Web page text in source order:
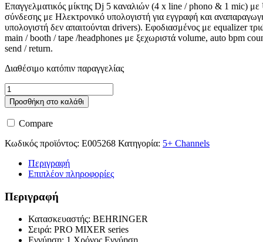
Επαγγελματικός μίκτης Dj 5 καναλιών (4 x line / phono & 1 mic) με
σύνδεσης με Ηλεκτρονικό υπολογιστή για εγγραφή και
υπολογιστή δεν απαιτούνται drivers). Εφοδιασμένος με equalizer
main / booth / tape /headphones με ξεχωριστά volume, auto bpm
send / return.
Διαθέσιμο κατόπιν παραγγελίας
Behringer
DJX900
USB
ποσότητα
Προσθήκη στο καλάθι
Compare
Κωδικός προϊόντος: E005268 Κατηγορία: 5+ Channels
Περιγραφή
Επιπλέον πληροφορίες
Περιγραφή
Κατασκευαστής: BEHRINGER
Σειρά: PRO MIXER series